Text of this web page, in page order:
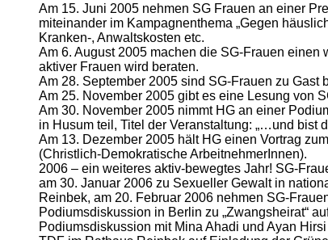
Am 15. Juni 2005 nehmen SG Frauen an einer
miteinander im Kampagnenthema „Gegen
Kranken-, Anwaltskosten etc.
Am 6. August 2005 machen die SG-Frauen
aktiver Frauen wird beraten.
Am 28. September 2005 sind SG-Frauen zu
Am 25. November 2005 gibt es eine Lesung von
Am 30. November 2005 nimmt HG an einer
in Husum teil, Titel der Veranstaltung: „…und bist
Am 13. Dezember 2005 hält HG einen Vortrag
(Christlich-Demokratische ArbeitnehmerInnen).
2006 – ein weiteres aktiv-bewegtes Jahr! SG-
am 30. Januar 2006 zu Sexueller Gewalt in
Reinbek, am 20. Februar 2006 nehmen SG-
Podiumsdiskussion in Berlin zu „Zwangsheirat“
Podiumsdiskussion mit Mina Ahadi und Ayan